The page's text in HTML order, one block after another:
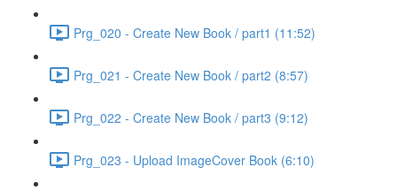
Prg_020 - Create New Book / part1 (11:52)
Prg_021 - Create New Book / part2 (8:57)
Prg_022 - Create New Book / part3 (9:12)
Prg_023 - Upload ImageCover Book (6:10)